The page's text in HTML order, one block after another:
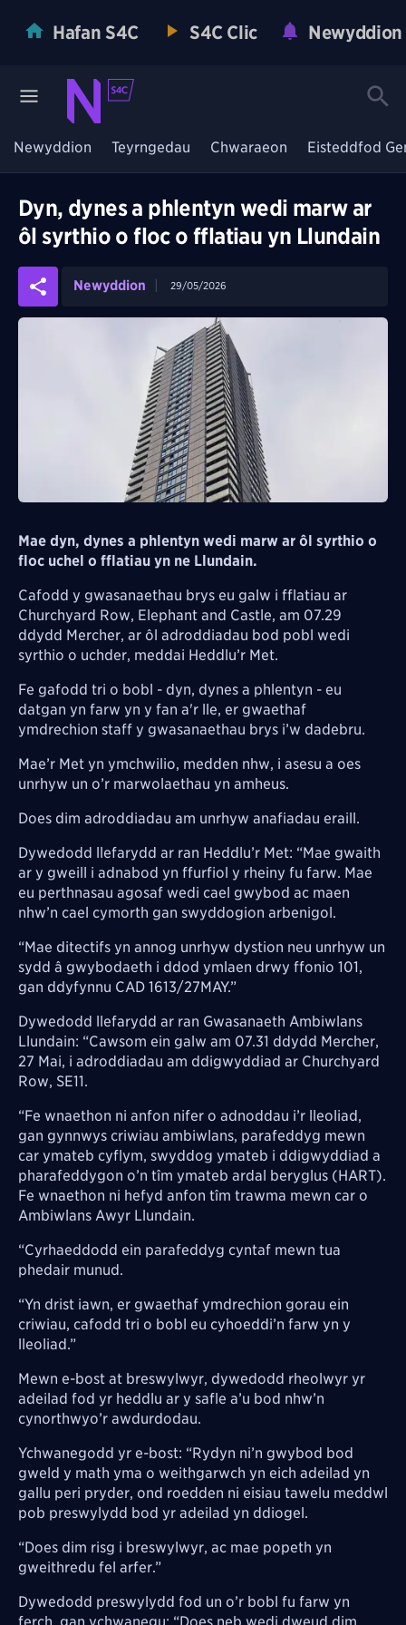
Hafan S4C S4C Clic Newyddion
Newyddion Teyrngedau Chwaraeon Eisteddfod
Dyn, dynes a phlentyn wedi marw ar
ôl syrthio o floc o fflatiau yn Llundain
Newyddion 29/05/2026
Mae dyn, dynes a phlentyn wedi marw ar ôl syrthio o
floc uchel o fflatiau yn ne Llundain.
Cafodd y gwasanaethau brys eu galw i fflatiau ar
Churchyard Row, Elephant and Castle, am 07.29
ddydd Mercher, ar ôl adroddiadau bod pobl wedi
syrthio o uchder, meddai Heddlu’r Met.
Fe gafodd tri o bobl - dyn, dynes a phlentyn - eu
datgan yn farw yn y fan a'r lle, er gwaethaf
ymdrechion staff y gwasanaethau brys i’w dadebru.
Mae’r Met yn ymchwilio, medden nhw, i asesu a oes
unrhyw un o’r marwolaethau yn amheus.
Does dim adroddiadau am unrhyw anafiadau eraill.
Dywedodd llefarydd ar ran Heddlu’r Met: “Mae gwaith
ar y gweill i adnabod yn ffurfiol y rheiny fu farw. Mae
eu perthnasau agosaf wedi cael gwybod ac maen
nhw’n cael cymorth gan swyddogion arbenigol.
“Mae ditectifs yn annog unrhyw dystion neu unrhyw un
sydd â gwybodaeth i ddod ymlaen drwy ffonio 101,
gan ddyfynnu CAD 1613/27MAY.”
Dywedodd llefarydd ar ran Gwasanaeth Ambiwlans
Llundain: “Cawsom ein galw am 07.31 ddydd Mercher,
27 Mai, i adroddiadau am ddigwyddiad ar Churchyard
Row, SE11.
“Fe wnaethon ni anfon nifer o adnoddau i’r lleoliad,
gan gynnwys criwiau ambiwlans, parafeddyg mewn
car ymateb cyflym, swyddog ymateb i ddigwyddiad a
pharafeddygon o’n tîm ymateb ardal beryglus (HART).
Fe wnaethon ni hefyd anfon tîm trawma mewn car o
Ambiwlans Awyr Llundain.
“Cyrhaeddodd ein parafeddyg cyntaf mewn tua
phedair munud.
“Yn drist iawn, er gwaethaf ymdrechion gorau ein
criwiau, cafodd tri o bobl eu cyhoeddi’n farw yn y
lleoliad.”
Mewn e-bost at breswylwyr, dywedodd rheolwyr yr
adeilad fod yr heddlu ar y safle a’u bod nhw’n
cynorthwyo’r awdurdodau.
Ychwanegodd yr e-bost: “Rydyn ni’n gwybod bod
gweld y math yma o weithgarwch yn eich adeilad yn
gallu peri pryder, ond roedden ni eisiau tawelu meddwl
pob preswylydd bod yr adeilad yn ddiogel.
“Does dim risg i breswylwyr, ac mae popeth yn
gweithredu fel arfer.”
Dywedodd preswylydd fod un o’r bobl fu farw yn
ferch, gan ychwanegu: “Does neb wedi dweud dim